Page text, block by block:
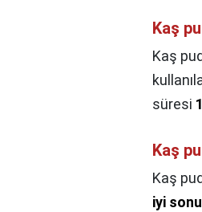
Kaş
Kaş
süresi
Kaş
Kaş
iyi